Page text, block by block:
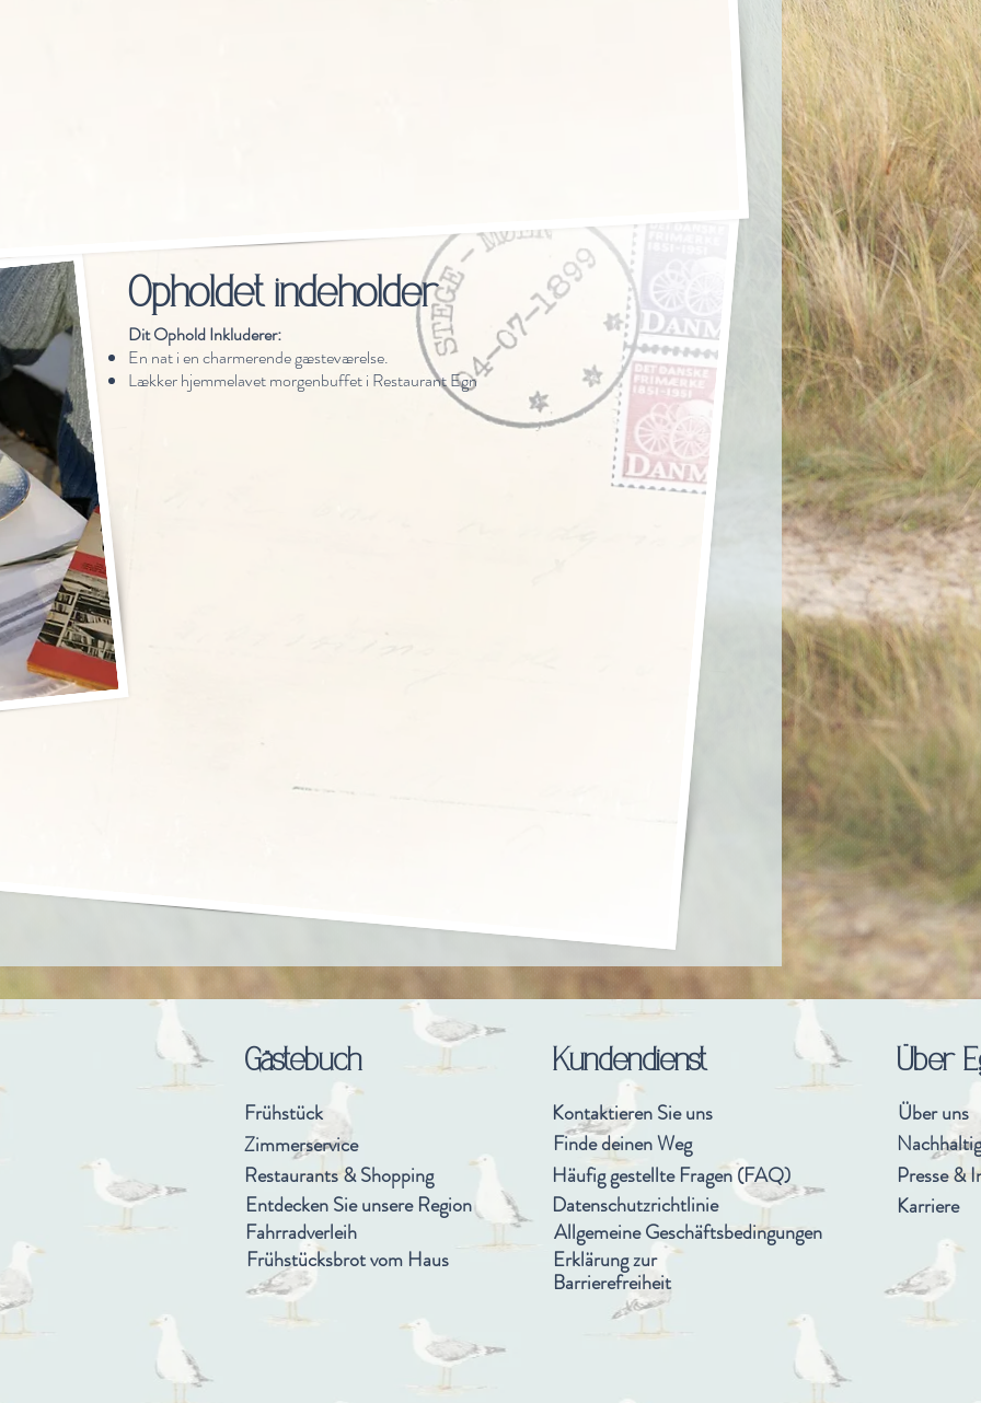
Dit Ophold Inkluderer:
En nat i en charmerende gæsteværelse.
Lækker hjemmelavet morgenbuffet i Restaurant Egn
Opholdet indeholder
Gästebuch
Frühstück
Zimmerservice
Restaurants & Shopping
Entdecken Sie unsere Region
Fahrradverleih
Frühstücksbrot vom Haus
Kundendienst
Kontaktieren Sie uns
Finde deinen Weg
Häufig gestellte Fragen (FAQ)
Datenschutzrichtlinie
Allgemeine Geschäftsbedingungen
Erklärung zur
Barrierefreiheit
Über
Über uns
Presse &
Karriere